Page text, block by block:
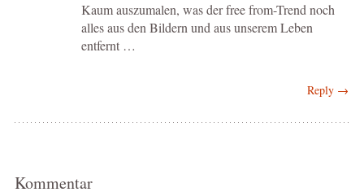
Kaum auszumalen, was der free from-Trend noch
alles aus den Bildern und aus unserem Leben
entfernt …
Reply →
Kommentar